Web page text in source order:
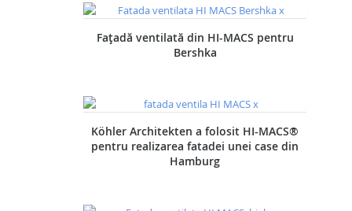
Fațadă ventilată din HI-MACS pentru
Bershka
Köhler Architekten a folosit HI-MACS®
pentru realizarea fatadei unei case din
Hamburg